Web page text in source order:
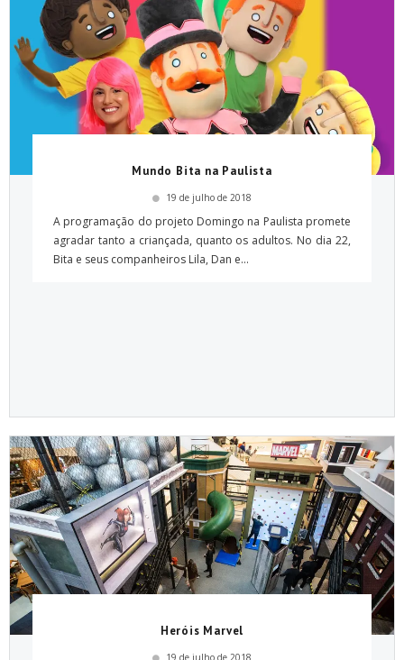
Mundo Bita na Paulista
19 de julho de 2018
A programação do projeto Domingo na Paulista promete
agradar tanto a criançada, quanto os adultos. No dia 22,
Bita e seus companheiros Lila, Dan e...
Heróis Marvel
19 de julho de 2018